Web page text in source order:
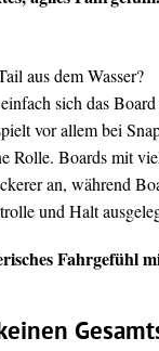
aus dem Wasser?
sich das
vor allem bei
Rolle. Boards mit
an, während
und Halt
Fahrgefühl